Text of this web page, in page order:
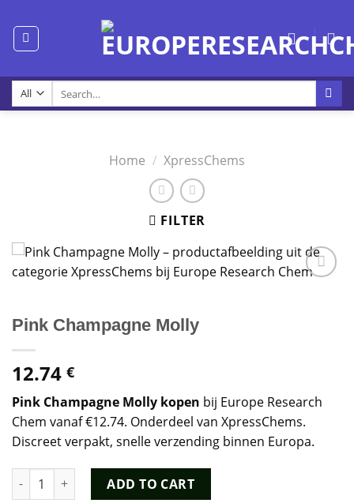
content
for:
Home / XpressChems
FILTER
Pink Champagne Molly
12.74 €
Pink Champagne Molly kopen bij Europe Research
Chem vanaf €12.74. Onderdeel van XpressChems.
Discreet verpakt, snelle verzending binnen Europa.
Pink Champagne Molly quantity
ADD TO CART